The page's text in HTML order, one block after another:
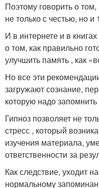
Поэтому говорить о
не только с честью, но
И в интернете и в
о том, как правильно
улучшить память , как
Но все эти
загружают сознание,
которую надо
Гипноз позволяет не
стресс , который
изучения материала,
ответственности за
Как следствие, уходит
нормальному